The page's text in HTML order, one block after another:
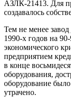
АЗЛК-21413. Для
создавалось
Тем не менее
1990-х годов на
экономического
предприятием
в конце
оборудования,
оборудование
утрачено.